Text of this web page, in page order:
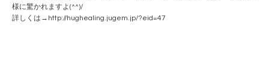
様に驚かれますよ(^^)/
詳しくは→ http://hughealing.jugem.jp/?eid=47